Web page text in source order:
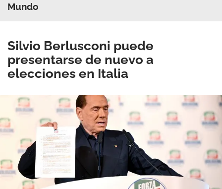
Mundo
Silvio Berlusconi puede
presentarse de nuevo a
elecciones en Italia